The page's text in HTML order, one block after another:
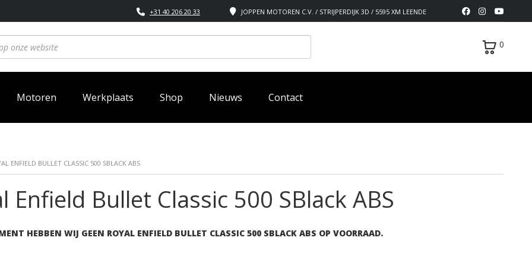
JOPPEN MOTOREN C.V. / STRIJPERDIJK 3D / 5595 XM LEENDE
+31 40 206 20 33
0
Motoren Werkplaats Shop Nieuws Contact
ENFIELD BULLET CLASSIC 500 SBLACK ABS
Enfield Bullet Classic 500 SBlack ABS
HEBBEN WIJ GEEN ROYAL ENFIELD BULLET CLASSIC 500 SBLACK ABS OP VOORRAAD.